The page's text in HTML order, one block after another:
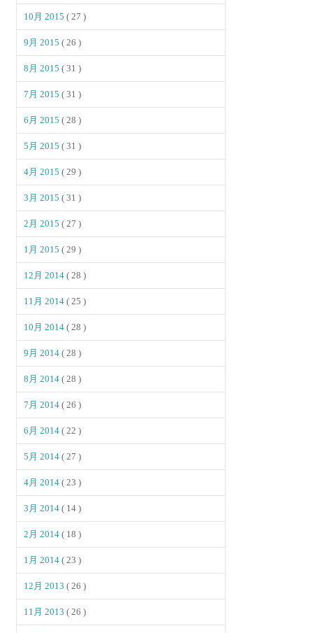
10月 2015( 27 )
9月 2015( 26 )
8月 2015( 31 )
7月 2015( 31 )
6月 2015( 28 )
5月 2015( 31 )
4月 2015( 29 )
3月 2015( 31 )
2月 2015( 27 )
1月 2015( 29 )
12月 2014( 28 )
11月 2014( 25 )
10月 2014( 28 )
9月 2014( 28 )
8月 2014( 28 )
7月 2014( 26 )
6月 2014( 22 )
5月 2014( 27 )
4月 2014( 23 )
3月 2014( 14 )
2月 2014( 18 )
1月 2014( 23 )
12月 2013( 26 )
11月 2013( 26 )